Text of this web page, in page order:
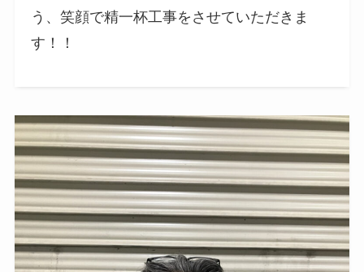
う、笑顔で精一杯工事をさせていただきま
す！！